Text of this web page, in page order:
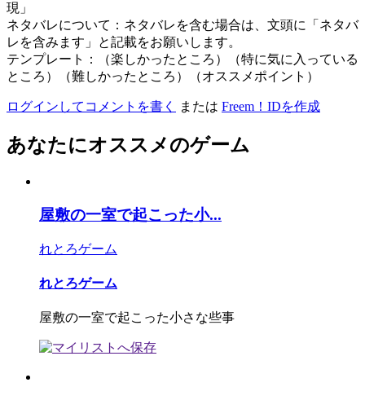
現」
ネタバレについて：ネタバレを含む場合は、文頭に「ネタバ
レを含みます」と記載をお願いします。
テンプレート：（楽しかったところ）（特に気に入っている
ところ）（難しかったところ）（オススメポイント）
ログインしてコメントを書く または Freem！IDを作成
あなたにオススメのゲーム
屋敷の一室で起こった小...
れとろゲーム
れとろゲーム
屋敷の一室で起こった小さな些事